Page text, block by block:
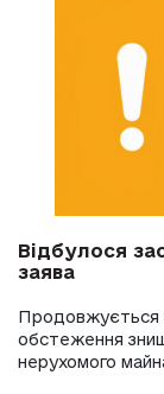
Відбулося
заява
Продовжується
обстеження
нерухомого